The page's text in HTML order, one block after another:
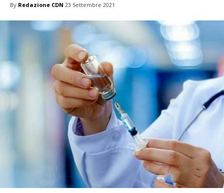
By Redazione CDN 23 Settembre 2021